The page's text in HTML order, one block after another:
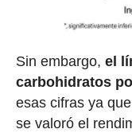
Sin embargo, el
carbohidratos
esas cifras ya
se valoró el